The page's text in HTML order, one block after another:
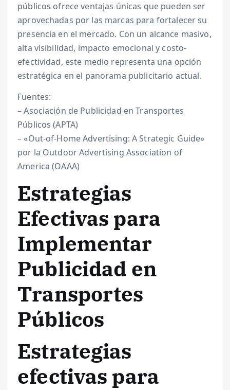
públicos ofrece ventajas únicas que pueden ser
aprovechadas por las marcas para fortalecer su
presencia en el mercado. Con un alcance masivo,
alta visibilidad, impacto emocional y costo-
efectividad, este medio representa una opción
estratégica en el panorama publicitario actual.
Fuentes:
– Asociación de Publicidad en Transportes
Públicos (APTA)
– «Out-of-Home Advertising: A Strategic Guide»
por la Outdoor Advertising Association of
America (OAAA)
Estrategias
Efectivas para
Implementar
Publicidad en
Transportes
Públicos
Estrategias
efectivas para